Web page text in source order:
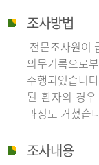
조사방법
전문조사원이
의무기록으로
수행되었습니
된 환자의 경
과정도 거쳤습
조사내용